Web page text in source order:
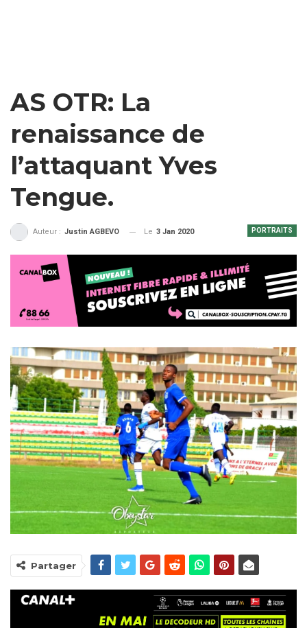
AS OTR: La
renaissance de
l’attaquant Yves
Tengue.
PORTRAITS
Auteur : Justin AGBEVO Le 3 Jan 2020
Partager